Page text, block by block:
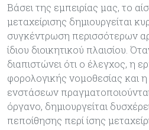
Βάσει της εμπειρίας μας, το
μεταχείρισης δημιουργείται
συγκέντρωση περισσότερων
ίδιου διοικητικού πλαισίου.
διαπιστώνει ότι ο έλεγχος, η
φορολογικής νομοθεσίας και
ενστάσεων πραγματοποιούνται
όργανο, δημιουργείται
πεποίθησης περί ίσης